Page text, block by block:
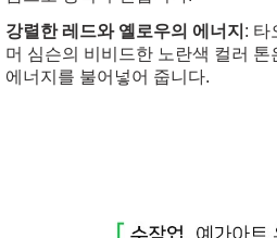
강렬한 레드와 옐로우의 에너지 : 타
머 심슨의 비비드한 노란색 컬러
에너지를 불어넣어 줍니다.